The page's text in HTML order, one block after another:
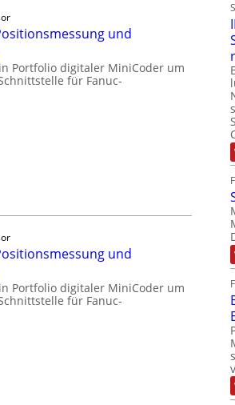
und
Portfolio digitaler MiniCoder um
für Fanuc-
und
Portfolio digitaler MiniCoder um
für Fanuc-